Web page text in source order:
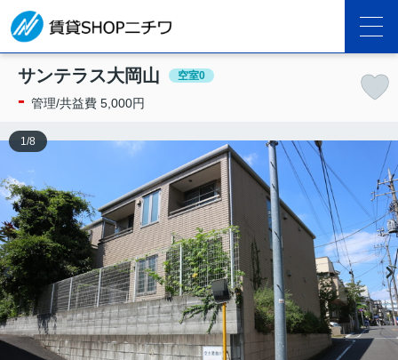
サンテラス大岡山 空室0
- 管理/共益費 5,000円
1 /8